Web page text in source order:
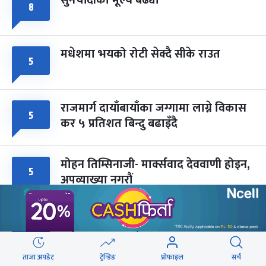
८
५ मधेशमा भयको रोटी सेक्दै सीके राउत
५ राजमार्ग दायाँबायाँका जग्गामा लाग्ने विकास
कर ५ प्रतिशत बिन्दु बढाइँदै
५ मोहन तिम्सिनाजी- मार्क्सवाद देववाणी होइन,
अपव्याख्या नगरौं
५ महानगरका १८७ सहकारीले फिर्ता दिन
सकेनन् सवा ८ अर्ब
ताजा अपडेट ट्रेन्डिङ प्रोफाइल सर्च